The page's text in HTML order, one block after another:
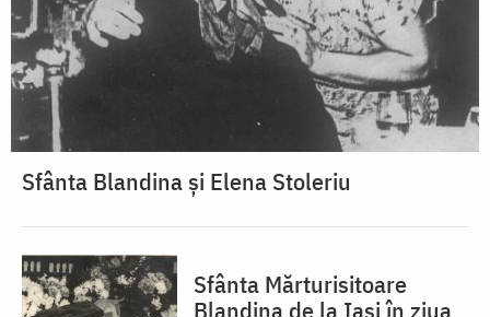
Sfânta Blandina și Elena Stoleriu
Sfânta Mărturisitoare
Blandina de la Iași în ziua